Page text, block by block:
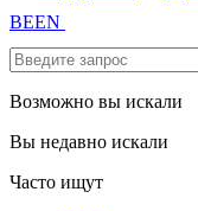
BEEN
Возможно вы искали
Вы недавно искали
Часто ищут